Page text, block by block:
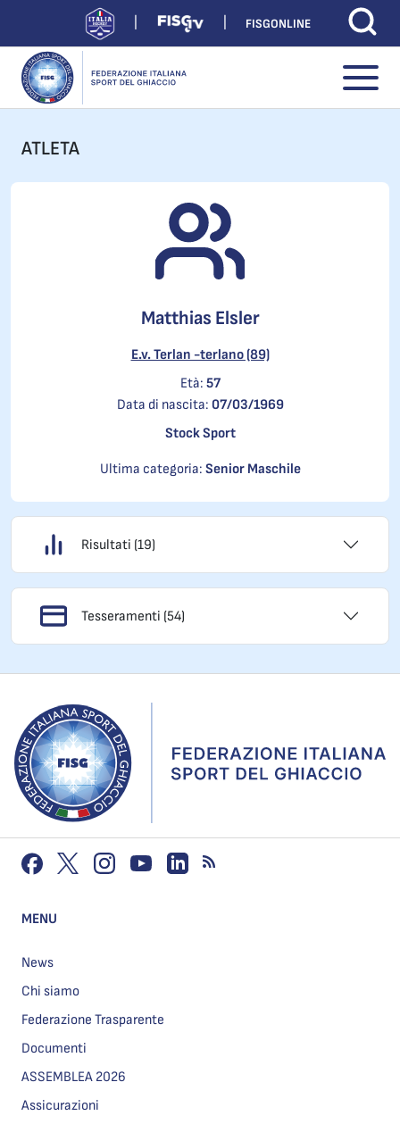
FISGONLINE
ATLETA
Matthias Elsler
E.v. Terlan -terlano (89)
Età: 57
Data di nascita: 07/03/1969
Stock Sport
Ultima categoria: Senior Maschile
Risultati (19)
Tesseramenti (54)
MENU
News
Chi siamo
Federazione Trasparente
Documenti
ASSEMBLEA 2026
Assicurazioni